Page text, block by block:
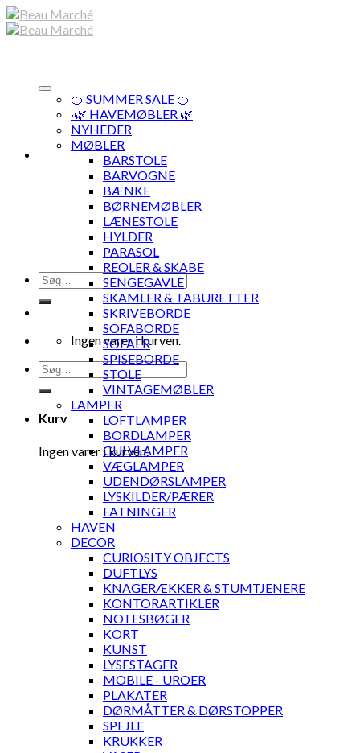
Skip
to
Søg
efter:
Ingen varer i kurven.
Søg
efter:
Kurv
Ingen varer i kurven.
🍊 SUMMER SALE 🍊
·🌿 HAVEMØBLER 🌿
NYHEDER
MØBLER
BARSTOLE
BARVOGNE
BÆNKE
BØRNEMØBLER
LÆNESTOLE
HYLDER
PARASOL
REOLER & SKABE
SENGEGAVLE
SKAMLER & TABURETTER
SKRIVEBORDE
SOFABORDE
SOFAER
SPISEBORDE
STOLE
VINTAGEMØBLER
LAMPER
LOFTLAMPER
BORDLAMPER
GULVLAMPER
VÆGLAMPER
UDENDØRSLAMPER
LYSKILDER/PÆRER
FATNINGER
HAVEN
DECOR
CURIOSITY OBJECTS
DUFTLYS
KNAGERÆKKER & STUMTJENERE
KONTORARTIKLER
NOTESBØGER
KORT
KUNST
LYSESTAGER
MOBILE - UROER
PLAKATER
DØRMÅTTER & DØRSTOPPER
SPEJLE
KRUKKER